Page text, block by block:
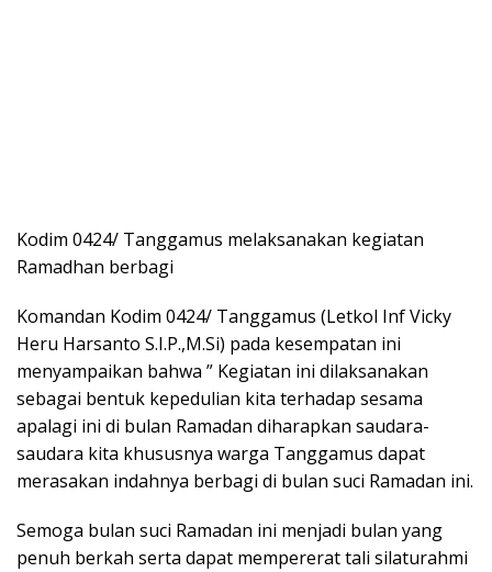
Kodim 0424/ Tanggamus melaksanakan kegiatan
Ramadhan berbagi
Komandan Kodim 0424/ Tanggamus (Letkol Inf Vicky
Heru Harsanto S.I.P.,M.Si) pada kesempatan ini
menyampaikan bahwa ” Kegiatan ini dilaksanakan
sebagai bentuk kepedulian kita terhadap sesama
apalagi ini di bulan Ramadan diharapkan saudara-
saudara kita khususnya warga Tanggamus dapat
merasakan indahnya berbagi di bulan suci Ramadan ini.
Semoga bulan suci Ramadan ini menjadi bulan yang
penuh berkah serta dapat mempererat tali silaturahmi